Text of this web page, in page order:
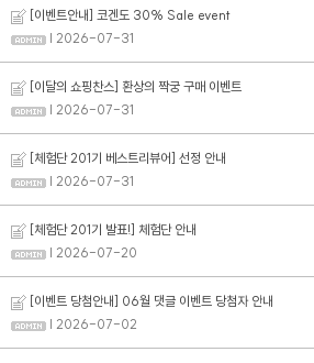
[이벤트안내] 코겐도 30% Sale event
| 2026-07-31
[이달의 쇼핑찬스] 환상의 짝궁 구매 이벤트
| 2026-07-31
[체험단 201기 베스트리뷰어] 선정 안내
| 2026-07-31
[체험단 201기 발표!] 체험단 안내
| 2026-07-20
[이벤트 당첨안내] 06월 댓글 이벤트 당첨자 안내
| 2026-07-02